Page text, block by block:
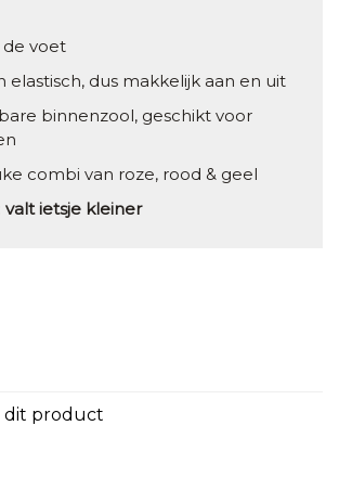
de voet
elastisch, dus makkelijk aan en uit
binnenzool, geschikt voor
combi van roze, rood & geel
valt ietsje kleiner
dit product